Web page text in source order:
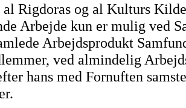
Rigdoras og al Kulturs
Arbejde kun er mulig ved
Arbejdsprodukt
ved almindelig
hans med Fornuften